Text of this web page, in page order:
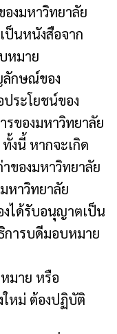
องมหาวิทยาลัย
ป็นหนังสือจาก
หมาย
ลักษณ์ของ
ระโยชน์ของ
รของมหาวิทยาลัย
งนี้ หากจะเกิด
ของมหาวิทยาลัย
หาวิทยาลัย
งได้รับอนุญาตเป็น
การบดีมอบหมาย
มาย หรือ
หม่ ต้องปฏิบัติ